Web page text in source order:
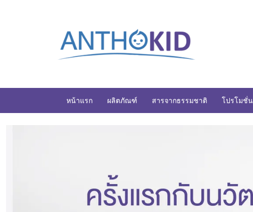
หน้าแรก ผลิตภัณฑ์ สารจากธรรมชาติ โปรโมชั่น